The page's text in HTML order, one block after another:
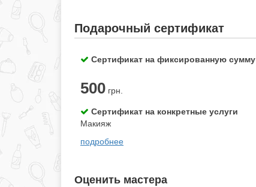
Подарочный сертификат
Сертификат на фиксированную сумму
500 грн.
Сертификат на конкретные услуги
Макияж
подробнее
Оценить мастера